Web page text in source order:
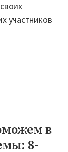
участников
в
8-